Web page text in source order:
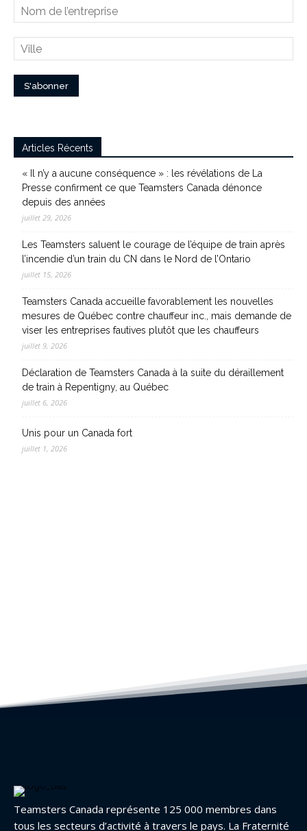
Articles Récents
« Il n’y a aucune conséquence » : les révélations de La
Presse confirment ce que Teamsters Canada dénonce
depuis des années
juillet 29, 2026
Les Teamsters saluent le courage de l’équipe de train après
l’incendie d’un train du CN dans le Nord de l’Ontario
juillet 15, 2026
Teamsters Canada accueille favorablement les nouvelles
mesures de Québec contre chauffeur inc., mais demande de
viser les entreprises fautives plutôt que les chauffeurs
juillet 9, 2026
Déclaration de Teamsters Canada à la suite du déraillement
de train à Repentigny, au Québec
juillet 6, 2026
Unis pour un Canada fort
juillet 1, 2026
Teamsters Canada représente 125 000 membres dans
tous les secteurs d’activité à travers le pays. La Fraternité